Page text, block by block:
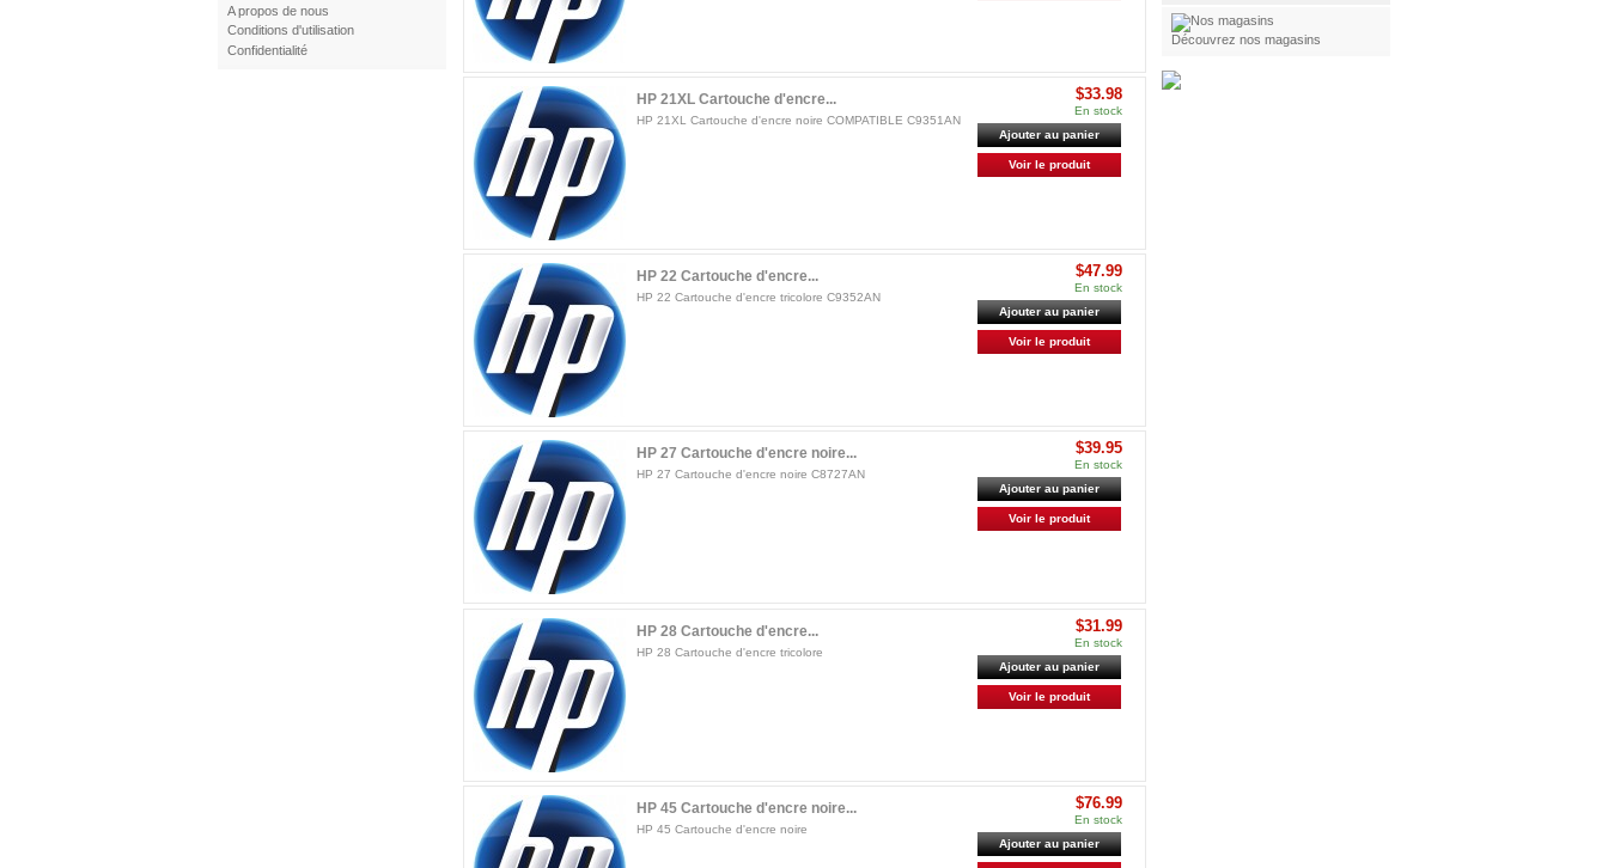
A propos de nous
Conditions d'utilisation
Confidentialité
HP 21XL Cartouche d'encre...
HP 21XL Cartouche d'encre noire COMPATIBLE C9351AN
$33.98
En stock
Ajouter au panier
Voir le produit
HP 22 Cartouche d'encre...
HP 22 Cartouche d'encre tricolore C9352AN
$47.99
En stock
Ajouter au panier
Voir le produit
HP 27 Cartouche d'encre noire...
HP 27 Cartouche d'encre noire C8727AN
$39.95
En stock
Ajouter au panier
Voir le produit
HP 28 Cartouche d'encre...
HP 28 Cartouche d'encre tricolore
$31.99
En stock
Ajouter au panier
Voir le produit
HP 45 Cartouche d'encre noire...
HP 45 Cartouche d'encre noire
$76.99
En stock
Ajouter au panier
Découvrez nos magasins